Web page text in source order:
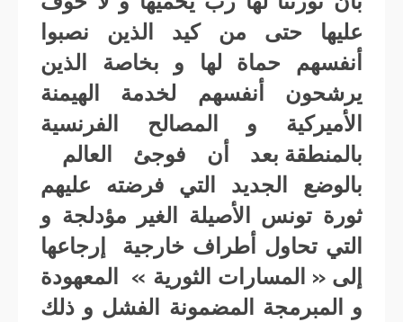
عليها حتى من كيد الذين نصبوا
أنفسهم حماة لها و بخاصة الذين
يرشحون أنفسهم لخدمة الهيمنة
الأميركية و المصالح الفرنسية
بالمنطقة بعد أن فوجئ العالم
بالوضع الجديد التي فرضته عليهم
ثورة تونس الأصيلة الغير مؤدلجة و
التي تحاول أطراف خارجية إرجاعها
إلى « المسارات الثورية » المعهودة
و المبرمجة المضمونة الفشل و ذلك